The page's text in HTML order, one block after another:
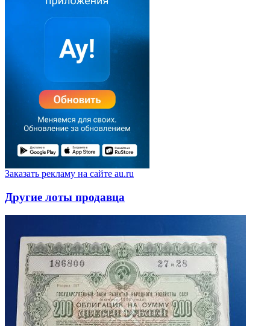
Заказать рекламу на сайте au.ru
Другие лоты продавца